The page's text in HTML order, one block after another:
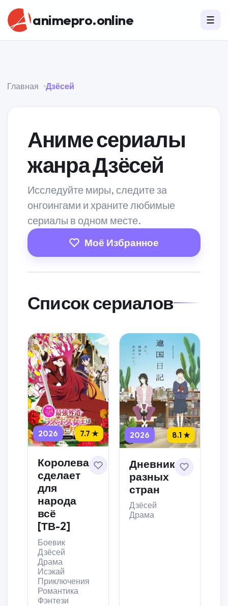
animepro.online ☰
Главная Дзёсей
Аниме сериалы
жанра Дзёсей
Исследуйте миры, следите за
онгоингами и храните любимые
сериалы в одном месте.
Моё Избранное
Список сериалов
2026 7.7 ★
Королева
сделает
для
народа
всё
[ТВ-2]
Боевик
Дзёсей
Драма
Исэкай
Приключения
Романтика
Фэнтези
2026 8.1 ★
Дневник
разных
стран
Дзёсей
Драма